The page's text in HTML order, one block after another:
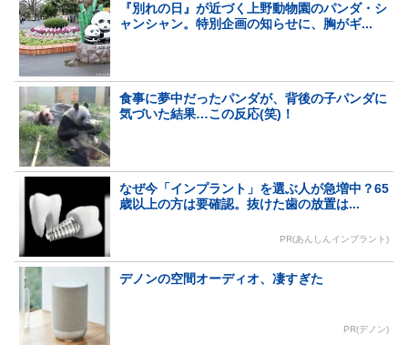
『別れの日』が近づく上野動物園のパンダ・シ
ャンシャン。特別企画の知らせに、胸がギ...
食事に夢中だったパンダが、背後の子パンダに
気づいた結果…この反応(笑)！
なぜ今「インプラント」を選ぶ人が急増中？65
歳以上の方は要確認。抜けた歯の放置は...
PR(あんしんインプラント)
デノンの空間オーディオ、凄すぎた
PR(デノン)